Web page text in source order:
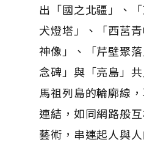
出「國之北疆」、
犬燈塔」、「西莒
神像」、「芹壁聚
念碑」與「亮島」
馬祖列島的輪廓線
連結，如同網路般
藝術，串連起人與